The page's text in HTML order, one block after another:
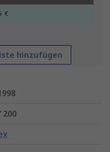
€
hinzufügen
200